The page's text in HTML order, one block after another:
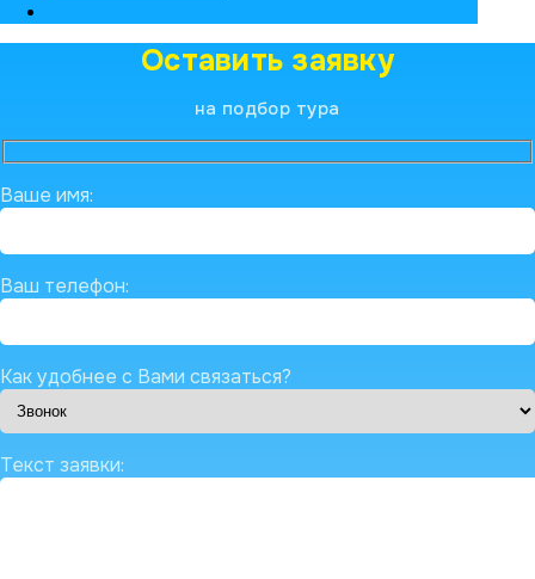
Оставить заявку
на подбор тура
Ваше имя:
Ваш телефон:
Как удобнее с Вами связаться?
Текст заявки: